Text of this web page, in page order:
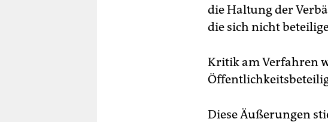
die Haltung der
die sich nicht
Kritik am Verfahren
Diese Äußerungen